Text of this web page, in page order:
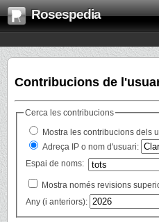
Rosespedia
Contribucions de
Cerca les contribucions
Mostra les contribucions dels
Adreça IP o nom d'usuari:
Espai de noms:
Mostra només revisions
Any (i anteriors):